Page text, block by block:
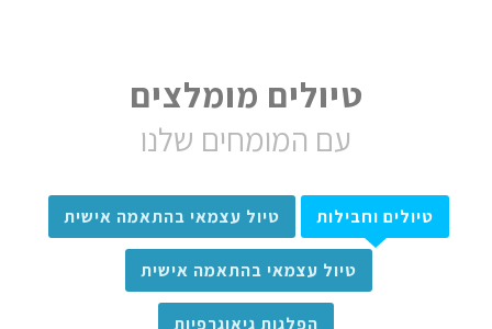
טיולים מומלצים
עם המומחים שלנו
טיולים וחבילות טיול עצמאי בהתאמה אישית
טיול עצמאי בהתאמה אישית
הפלגות גיאוגרפיות